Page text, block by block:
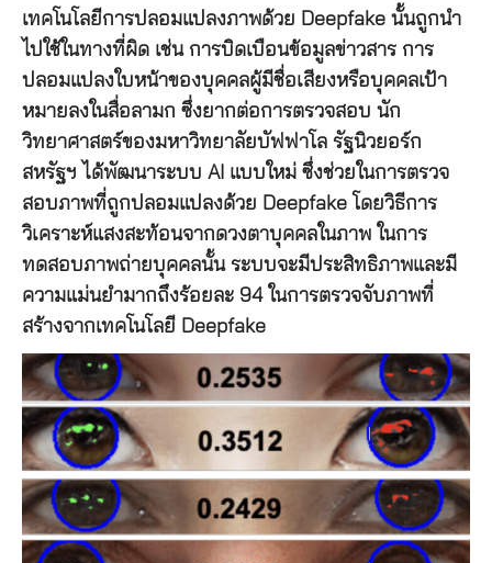
เทคโนโลยีการปลอมแปลงภาพด้วย Deepfake นั้นถูกนำ
ไปใช้ในทางที่ผิด เช่น การบิดเบือนข้อมูลข่าวสาร การ
ปลอมแปลงใบหน้าของบุคคลผู้มีชื่อเสียงหรือบุคคลเป้า
หมายลงในสื่อลามก ซึ่งยากต่อการตรวจสอบ นัก
วิทยาศาสตร์ของมหาวิทยาลัยบัฟฟาโล รัฐนิวยอร์ก
สหรัฐฯ ได้พัฒนาระบบ AI แบบใหม่ ซึ่งช่วยในการตรวจ
สอบภาพที่ถูกปลอมแปลงด้วย Deepfake โดยวิธีการ
วิเคราะห์แสงสะท้อนจากดวงตาบุคคลในภาพ ในการ
ทดสอบภาพถ่ายบุคคลนั้น ระบบจะมีประสิทธิภาพและมี
ความแม่นยำมากถึงร้อยละ 94 ในการตรวจจับภาพที่
สร้างจากเทคโนโลยี Deepfake